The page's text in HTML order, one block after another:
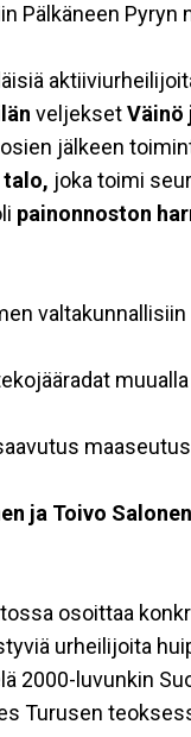
Pälkäneen
veljeksetVäinö
jälkeen
talo, joka toimi
painonnoston
ja Toivo
osoittaa
urheilijoita
2000-luvunkin
Turusen